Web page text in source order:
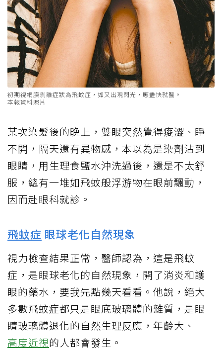
初期視網膜剝離症狀為飛蚊症，如又出現閃光，應盡快就醫。
本報資料照片
某次染髮後的晚上，雙眼突然覺得痠澀、睜
不開，隔天還有異物感，本以為是染劑沾到
眼睛，用生理食鹽水沖洗過後，還是不太舒
服，總有一堆如飛蚊般浮游物在眼前飄動，
因而赴眼科就診。
飛蚊症 眼球老化自然現象
視力檢查結果正常，醫師認為，這是飛蚊
症，是眼球老化的自然現象，開了消炎和護
眼的藥水，要我先點幾天看看。他說，絕大
多數飛蚊症都只是眼底玻璃體的雜質，是眼
睛玻璃體退化的自然生理反應，年齡大、
高度近視的人都會發生。